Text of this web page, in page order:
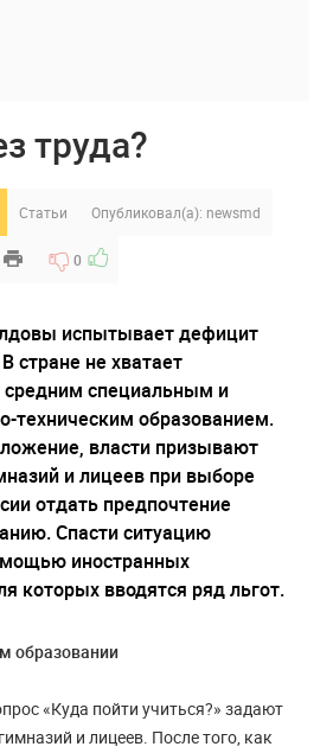
труда?
Статьи Опубликовал(а): newsmd
0
испытывает дефицит
стране не хватает
средним специальным и
техническим образованием.
власти призывают
и лицеев при выборе
отдать предпочтение
Спасти ситуацию
иностранных
которых вводятся ряд льгот.
образовании
«Куда пойти учиться?» задают
и лицеев. После того, как